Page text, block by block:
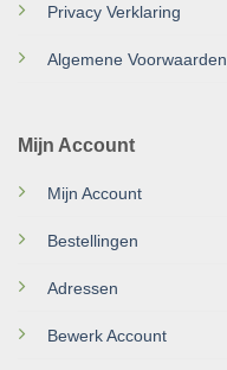
Privacy Verklaring
Algemene Voorwaarden
Mijn Account
Mijn Account
Bestellingen
Adressen
Bewerk Account